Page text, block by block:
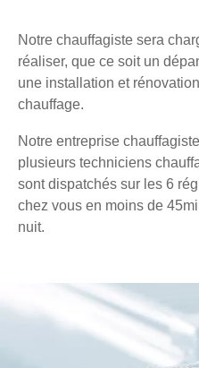
Notre chauffagiste sera
réaliser, que ce soit un
une installation et
chauffage.
Notre entreprise
plusieurs techniciens
sont dispatchés sur les 6
chez vous en moins de
nuit.